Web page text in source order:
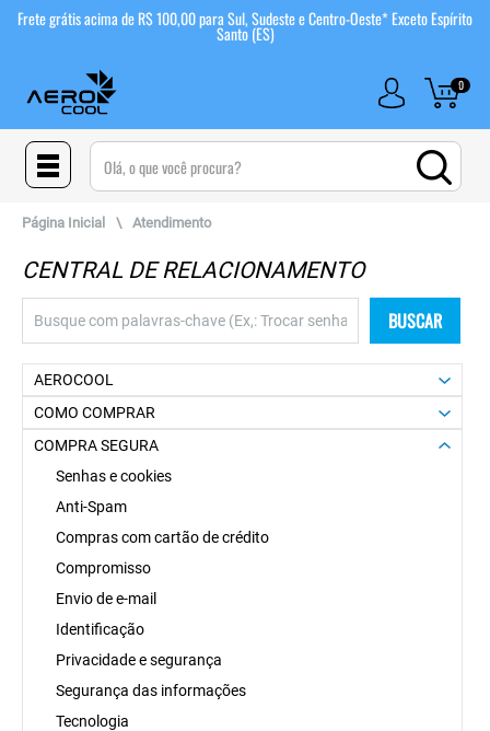
Frete grátis acima de R$ 100,00 para Sul, Sudeste e Centro-Oeste* Exceto Espírito
Santo (ES)
0
Página Inicial \ Atendimento
CENTRAL DE RELACIONAMENTO
BUSCAR
AEROCOOL
COMO COMPRAR
COMPRA SEGURA
Senhas e cookies
Anti-Spam
Compras com cartão de crédito
Compromisso
Envio de e-mail
Identificação
Privacidade e segurança
Segurança das informações
Tecnologia